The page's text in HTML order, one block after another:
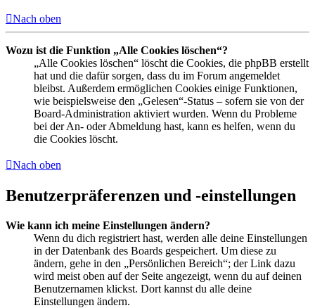
Nach oben
Wozu ist die Funktion „Alle Cookies löschen“?
„Alle Cookies löschen“ löscht die Cookies, die phpBB erstellt
hat und die dafür sorgen, dass du im Forum angemeldet
bleibst. Außerdem ermöglichen Cookies einige Funktionen,
wie beispielsweise den „Gelesen“-Status – sofern sie von der
Board-Administration aktiviert wurden. Wenn du Probleme
bei der An- oder Abmeldung hast, kann es helfen, wenn du
die Cookies löscht.
Nach oben
Benutzerpräferenzen und -einstellungen
Wie kann ich meine Einstellungen ändern?
Wenn du dich registriert hast, werden alle deine Einstellungen
in der Datenbank des Boards gespeichert. Um diese zu
ändern, gehe in den „Persönlichen Bereich“; der Link dazu
wird meist oben auf der Seite angezeigt, wenn du auf deinen
Benutzernamen klickst. Dort kannst du alle deine
Einstellungen ändern.